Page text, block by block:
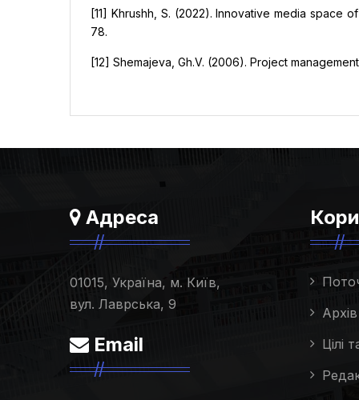
[11] Khrushh, S. (2022). Innovative media space
78.
[12] Shemajeva, Gh.V. (2006). Project
Адреса
01015, Україна, м. Київ,
вул. Лаврська, 9
Email
Архів
Цілі